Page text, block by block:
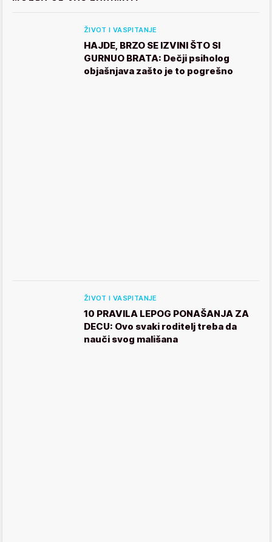
ŽIVOT I VASPITANJE
HAJDE, BRZO SE IZVINI ŠTO SI
GURNUO BRATA: Dečji psiholog
objašnjava zašto je to pogrešno
ŽIVOT I VASPITANJE
10 PRAVILA LEPOG PONAŠANJA ZA
DECU: Ovo svaki roditelj treba da
nauči svog mališana